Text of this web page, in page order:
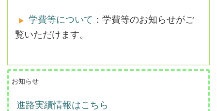
学費等について ：学費等のお知らせがご
覧いただけます。
お知らせ
進路実績情報はこちら